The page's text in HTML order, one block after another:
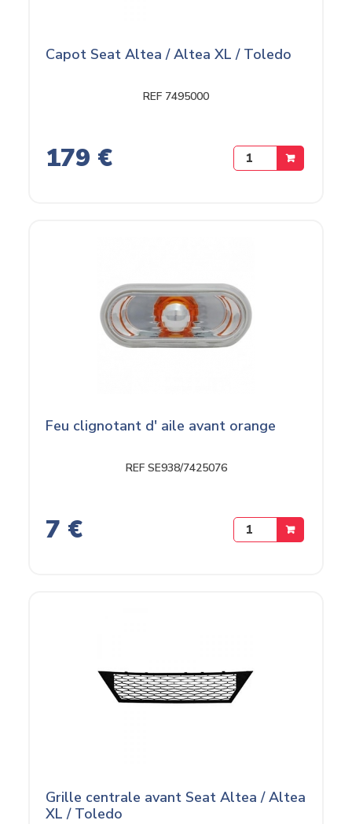
Capot Seat Altea / Altea XL / Toledo
REF 7495000
179 €
Feu clignotant d' aile avant orange
REF SE938/7425076
7 €
Grille centrale avant Seat Altea / Altea
XL / Toledo